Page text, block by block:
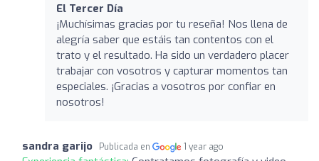
El Tercer Día
¡Muchísimas gracias por tu reseña! Nos llena de
alegría saber que estáis tan contentos con el
trato y el resultado. Ha sido un verdadero placer
trabajar con vosotros y capturar momentos tan
especiales. ¡Gracias a vosotros por confiar en
nosotros!
sandra garijo Publicada en 1 year ago